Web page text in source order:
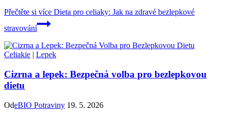
Přečtěte si více Dieta pro celiaky: Jak na zdravé bezlepkové
stravování
Celiakie | Lepek
Cizrna a lepek: Bezpečná volba pro bezlepkovou
dietu
OdeBIO Potraviny 19. 5. 2026